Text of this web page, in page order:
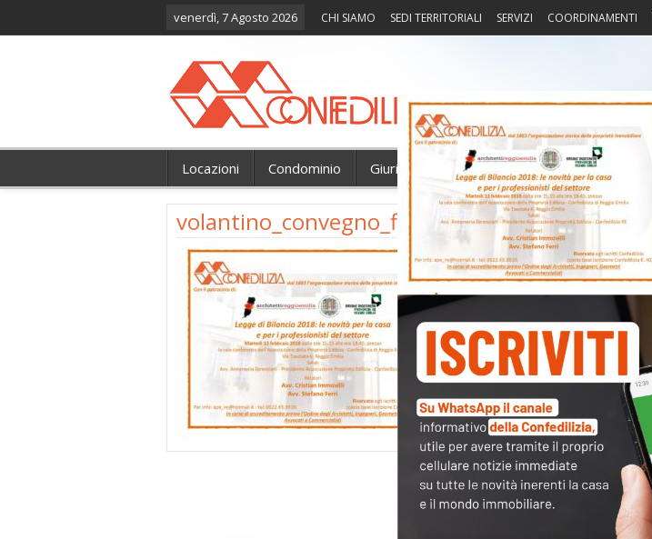
venerdì, 7 Agosto 2026 CHI SIAMO SEDI TERRITORIALI SERVIZI COORDINAMENTI
Locazioni Condominio Giurisprudenza Fisco Portierato
volantino_convegno_fisco2018